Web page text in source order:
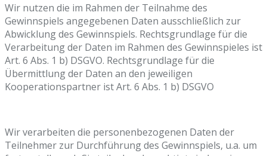
Wir nutzen die im Rahmen der Teilnahme des
Gewinnspiels angegebenen Daten ausschließlich zur
Abwicklung des Gewinnspiels. Rechtsgrundlage für die
Verarbeitung der Daten im Rahmen des Gewinnspieles ist
Art. 6 Abs. 1 b) DSGVO. Rechtsgrundlage für die
Übermittlung der Daten an den jeweiligen
Kooperationspartner ist Art. 6 Abs. 1 b) DSGVO
Wir verarbeiten die personenbezogenen Daten der
Teilnehmer zur Durchführung des Gewinnspiels, u.a. um